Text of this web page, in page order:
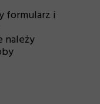
formularz i
należy